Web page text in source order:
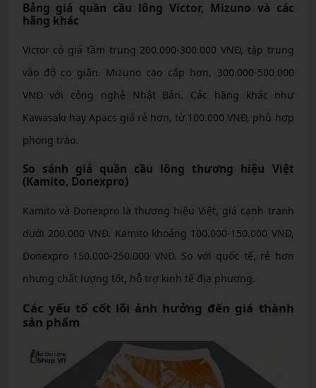
Bảng giá quần cầu lông Victor, Mizuno và các
hãng khác
Victor có giá tầm trung 200.000-300.000 VNĐ, tập trung
vào độ co giãn. Mizuno cao cấp hơn, 300.000-500.000
VNĐ với công nghệ Nhật Bản. Các hãng khác như
Kawasaki hay Apacs giá rẻ hơn, từ 100.000 VNĐ, phù hợp
phong trào.
So sánh giá quần cầu lông thương hiệu Việt
(Kamito, Donexpro)
Kamito và Donexpro là thương hiệu Việt, giá cạnh tranh
dưới 200.000 VNĐ. Kamito khoảng 100.000-150.000 VNĐ,
Donexpro 150.000-250.000 VNĐ. So với quốc tế, rẻ hơn
nhưng chất lượng tốt, hỗ trợ kinh tế địa phương.
Các yếu tố cốt lõi ảnh hưởng đến giá thành
sản phẩm